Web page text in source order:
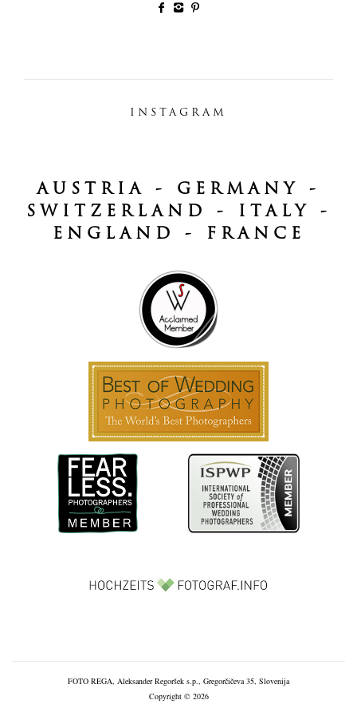
INSTAGRAM
AUSTRIA - GERMANY -
SWITZERLAND - ITALY -
ENGLAND - FRANCE
FOTO REGA, Aleksander Regoršek s.p., Gregorčičeva 35, Slovenija
Copyright © 2026